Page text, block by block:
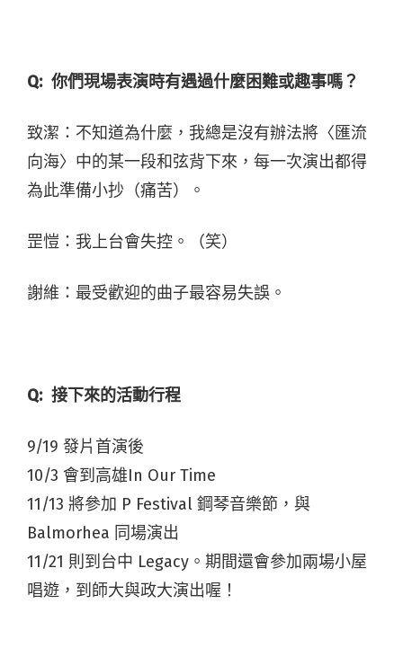
Q: 你們現場表演時有遇過什麼困難或趣事嗎？
致潔：不知道為什麼，我總是沒有辦法將〈匯流
向海〉中的某一段和弦背下來，每一次演出都得
為此準備小抄（痛苦）。
罡愷：我上台會失控。（笑）
謝維：最受歡迎的曲子最容易失誤。
Q: 接下來的活動行程
9/19 發片首演後
10/3 會到高雄In Our Time
11/13 將參加 P Festival 鋼琴音樂節，與
Balmorhea 同場演出
11/21 則到台中 Legacy。期間還會參加兩場小屋
唱遊，到師大與政大演出喔！